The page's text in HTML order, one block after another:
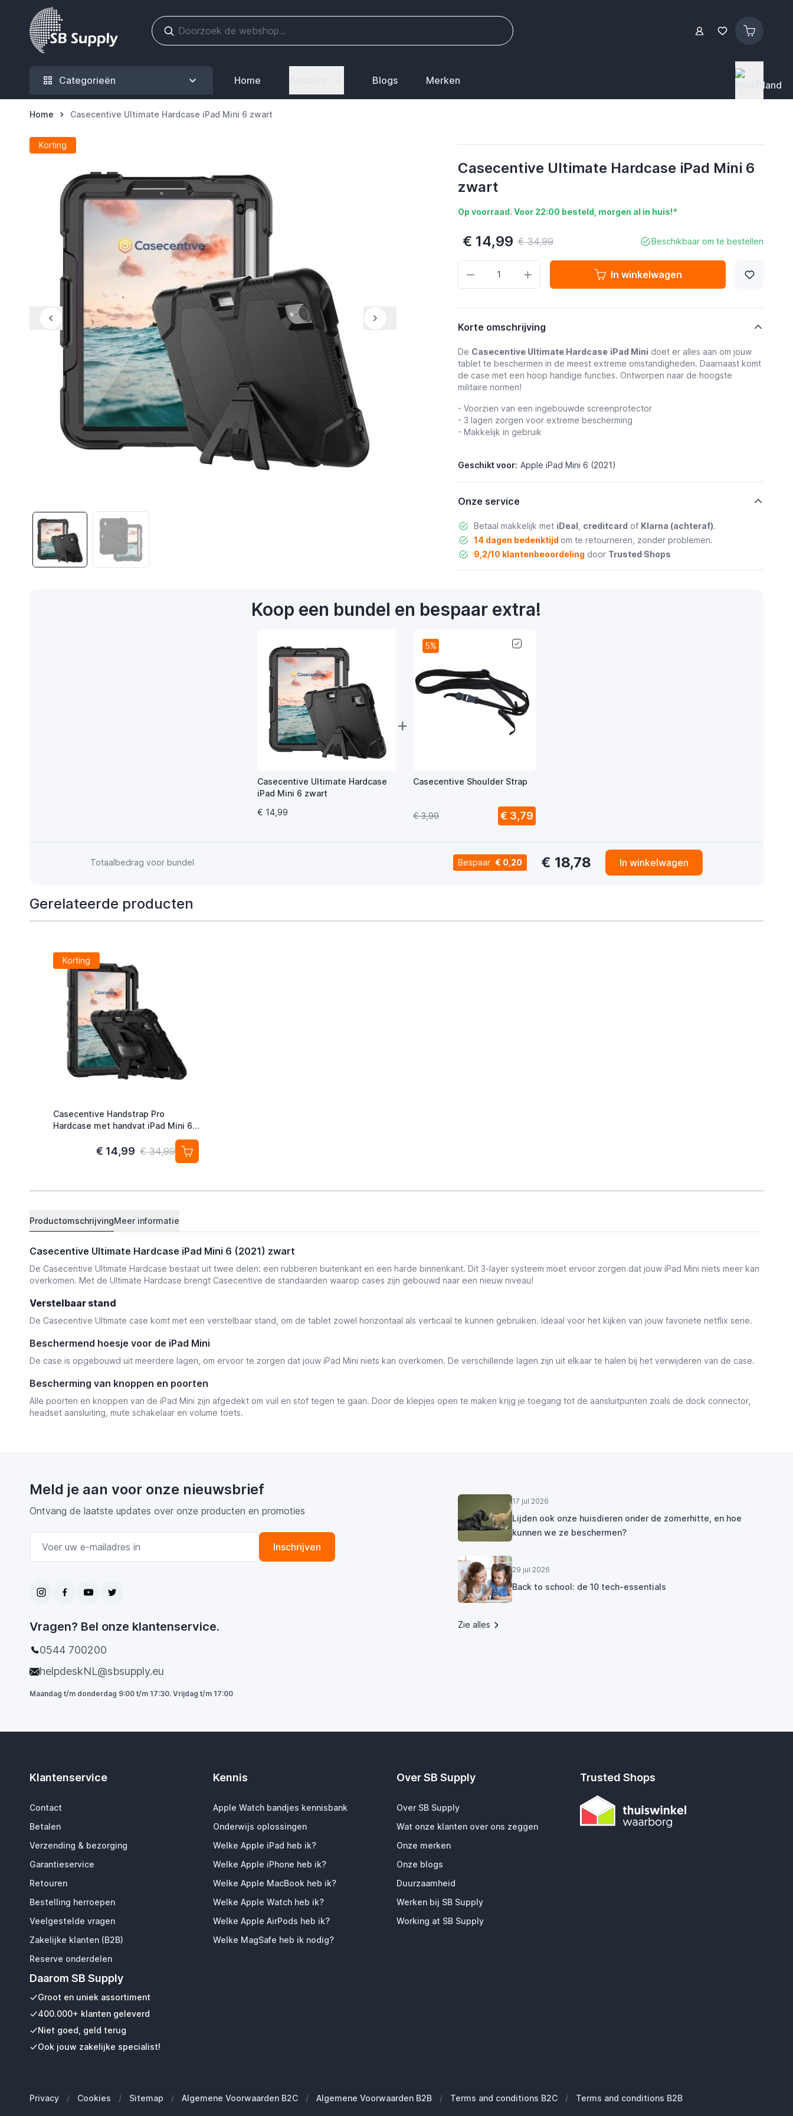
Ga naar de inhoud
Categorieën Home Blogs Merken
Home Casecentive Ultimate Hardcase iPad Mini 6 zwart
Korting
Casecentive Ultimate Hardcase iPad Mini 6
zwart
Op voorraad. Voor 22:00 besteld, morgen al in huis!*
€ 14,99 € 34,99 Beschikbaar om te bestellen
In winkelwagen
Korte omschrijving
De Casecentive Ultimate Hardcase iPad Mini doet er alles aan om jouw
tablet te beschermen in de meest extreme omstandigheden. Daarnaast komt
de case met een hoop handige functies. Ontworpen naar de hoogste
militaire normen!
- Voorzien van een ingebouwde screenprotector
- 3 lagen zorgen voor extreme bescherming
- Makkelijk in gebruik
Geschikt voor: Apple iPad Mini 6 (2021)
Onze service
Betaal makkelijk met iDeal creditcard of Klarna (achteraf).
14 dagen bedenktijd om te retourneren, zonder problemen.
9,2/10 klantenbeoordelingdoor Trusted Shops
Koop een bundel en bespaar extra!
Casecentive Ultimate Hardcase
iPad Mini 6 zwart
€ 14,99
+
5%
Casecentive Shoulder Strap
€ 3,99 € 3,79
Totaalbedrag voor bundel Bespaar € 0,20 € 18,78 In winkelwagen
Gerelateerde producten
Korting
Casecentive Handstrap Pro
Hardcase met handvat iPad Mini 6
€ 14,99 € 34,99
ProductomschrijvingMeer informatie
Casecentive Ultimate Hardcase iPad Mini 6 (2021) zwart
De Casecentive Ultimate Hardcase bestaat uit twee delen: een rubberen buitenkant en een harde binnenkant. Dit 3-layer systeem moet ervoor zorgen dat jouw iPad Mini niets meer kan
overkomen. Met de Ultimate Hardcase brengt Casecentive de standaarden waarop cases zijn gebouwd naar een nieuw niveau!
Verstelbaar stand
De Casecentive Ultimate case komt met een verstelbaar stand, om de tablet zowel horizontaal als verticaal te kunnen gebruiken. Ideaal voor het kijken van jouw favoriete netflix serie.
Beschermend hoesje voor de iPad Mini
De case is opgebouwd uit meerdere lagen, om ervoor te zorgen dat jouw iPad Mini niets kan overkomen. De verschillende lagen zijn uit elkaar te halen bij het verwijderen van de case.
Bescherming van knoppen en poorten
Alle poorten en knoppen van de iPad Mini zijn afgedekt om vuil en stof tegen te gaan. Door de klepjes open te maken krijg je toegang tot de aansluitpunten zoals de dock connector,
headset aansluiting, mute schakelaar en volume toets.
Meld je aan voor onze nieuwsbrief
Ontvang de laatste updates over onze producten en promoties
Inschrijven
Vragen? Bel onze klantenservice.
0544 700200
helpdeskNL@sbsupply.eu
Maandag t/m donderdag 9:00 t/m 17:30. Vrijdag t/m 17:00
17 jul 2026
Lijden ook onze huisdieren onder de zomerhitte, en hoe
kunnen we ze beschermen?
29 jul 2026
Back to school: de 10 tech-essentials
Zie alles
Klantenservice
Contact
Betalen
Verzending & bezorging
Garantieservice
Retouren
Bestelling herroepen
Veelgestelde vragen
Zakelijke klanten (B2B)
Reserve onderdelen
Daarom SB Supply
Groot en uniek assortiment
400.000+ klanten geleverd
Niet goed, geld terug
Ook jouw zakelijke specialist!
Kennis
Apple Watch bandjes kennisbank
Onderwijs oplossingen
Welke Apple iPad heb ik?
Welke Apple iPhone heb ik?
Welke Apple MacBook heb ik?
Welke Apple Watch heb ik?
Welke Apple AirPods heb ik?
Welke MagSafe heb ik nodig?
Over SB Supply
Over SB Supply
Wat onze klanten over ons zeggen
Onze merken
Onze blogs
Duurzaamheid
Werken bij SB Supply
Working at SB Supply
Trusted Shops
Privacy / Cookies / Sitemap / Algemene Voorwaarden B2C / Algemene Voorwaarden B2B / Terms and conditions B2C / Terms and conditions B2B